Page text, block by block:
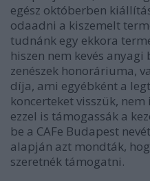
egész októberben
odaadni a kiszemelt
tudnánk egy ekkora
hiszen nem kevés
zenészek honoráriuma,
díja, ami egyébként a
koncerteket visszük,
ezzel is támogassák a
be a CAFe Budapest
alapján azt mondták,
szeretnék támogatni.